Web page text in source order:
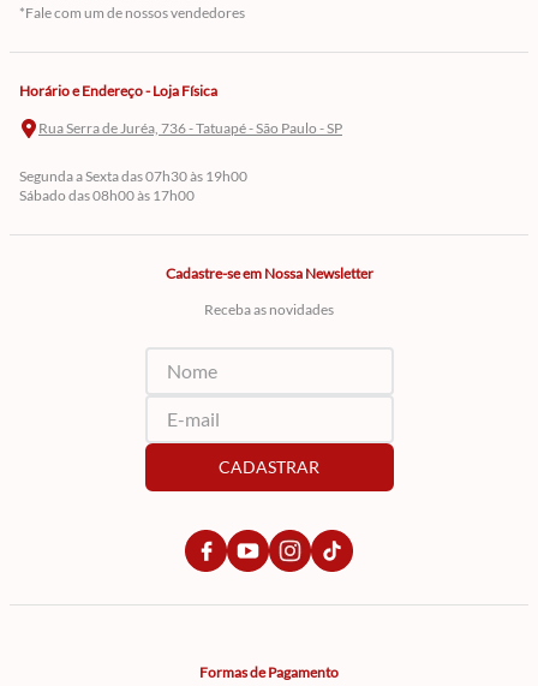
*Fale com um de nossos vendedores
Horário e Endereço - Loja Física
Rua Serra de Juréa, 736 - Tatuapé - São Paulo - SP
Segunda a Sexta das 07h30 às 19h00
Sábado das 08h00 às 17h00
Cadastre-se em Nossa Newsletter
Receba as novidades
CADASTRAR
Formas de Pagamento